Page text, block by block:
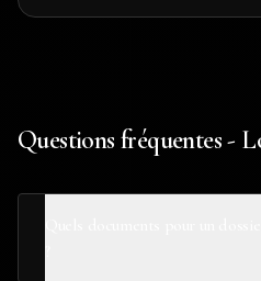
Questions fréquentes -